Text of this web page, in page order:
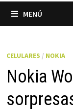
MENÚ
CELULARES / NOKIA
Nokia